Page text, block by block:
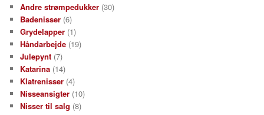
Andre strømpedukker (30)
Badenisser (6)
Grydelapper (1)
Håndarbejde (19)
Julepynt (7)
Katarina (14)
Klatrenisser (4)
Nisseansigter (10)
Nisser til salg (8)